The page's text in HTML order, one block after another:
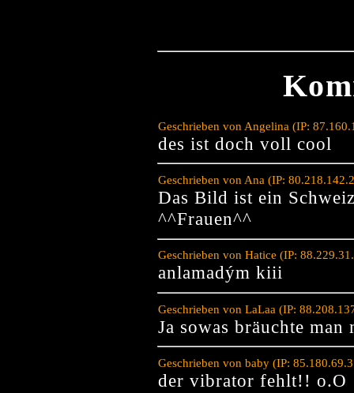
Geschrieben von Angelina (IP:
des ist doch voll cool
Geschrieben von Ana (IP:
Das Bild ist ein
^^Frauen^^
Geschrieben von Hatice (IP:
anlamadým kiii
Geschrieben von LaLaa (IP:
Ja sowas bräuchte man
Geschrieben von baby (IP:
der vibrator fehlt!! o.O